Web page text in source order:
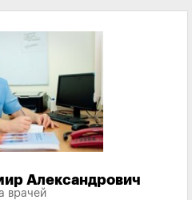
Александрович
врачей